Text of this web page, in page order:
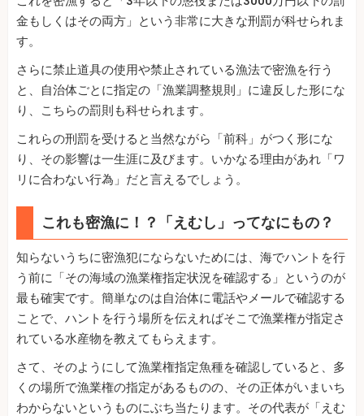
金もしくはその両方」という非常に大きな刑罰が科せられま
す。
さらに禁止道具の使用や禁止されている漁法で密漁を行う
と、自治体ごとに指定の「漁業調整規則」に違反した形にな
り、こちらの罰則も科せられます。
これらの刑罰を受けると当然ながら「前科」がつく形にな
り、その影響は一生涯に及びます。いかなる理由があれ「ワ
リに合わない行為」だと言えるでしょう。
これも密漁に！？「えむし」ってなにもの？
知らないうちに密漁犯にならないためには、海でハントを行
う前に「その海域の漁業権指定状況を確認する」というのが
最も確実です。簡単なのは自治体に電話やメールで確認する
ことで、ハントを行う場所を伝えればそこで漁業権が指定さ
れている水産物を教えてもらえます。
さて、そのようにして漁業権指定魚種を確認していると、多
くの場所で漁業権の指定があるものの、その正体がいまいち
わからないというものにぶち当たります。その代表が「えむ